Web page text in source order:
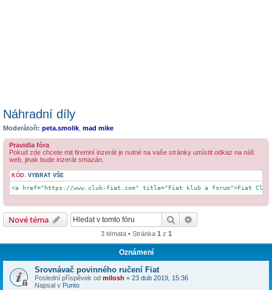
Náhradní díly
Moderátoři: peta.smolik mad mike
Pravidla fóra
Pokud zde chcete mit firemní inzerát je nutné na vaše stránky umístit odkaz na náš
web, jinak bude inzerát smazán.
KÓD: VYBRAT VŠE
<a href="https://www.club-fiat.com" title="Fiat klub a forum">Fiat Club
Nové téma Hledat
3 témata • Stránka 1 z 1
Oznámení
Srovnávač povinného ručení Fiat
Poslední příspěvek od milosh « 23 dub 2019, 15:36
Napsal v Punto